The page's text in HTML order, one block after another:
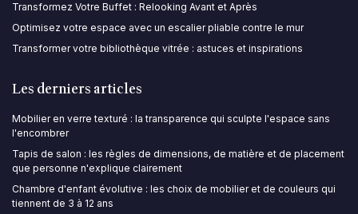
Transformez Votre Buffet : Relooking Avant et Après
Optimisez votre espace avec un escalier pliable contre le mur
Transformer votre bibliothèque vitrée : astuces et inspirations
Les derniers articles
Mobilier en verre texturé : la transparence qui sculpte l'espace sans
l'encombrer
Tapis de salon : les règles de dimensions, de matière et de placement
que personne n'explique clairement
Chambre d'enfant évolutive : les choix de mobilier et de couleurs qui
tiennent de 3 à 12 ans